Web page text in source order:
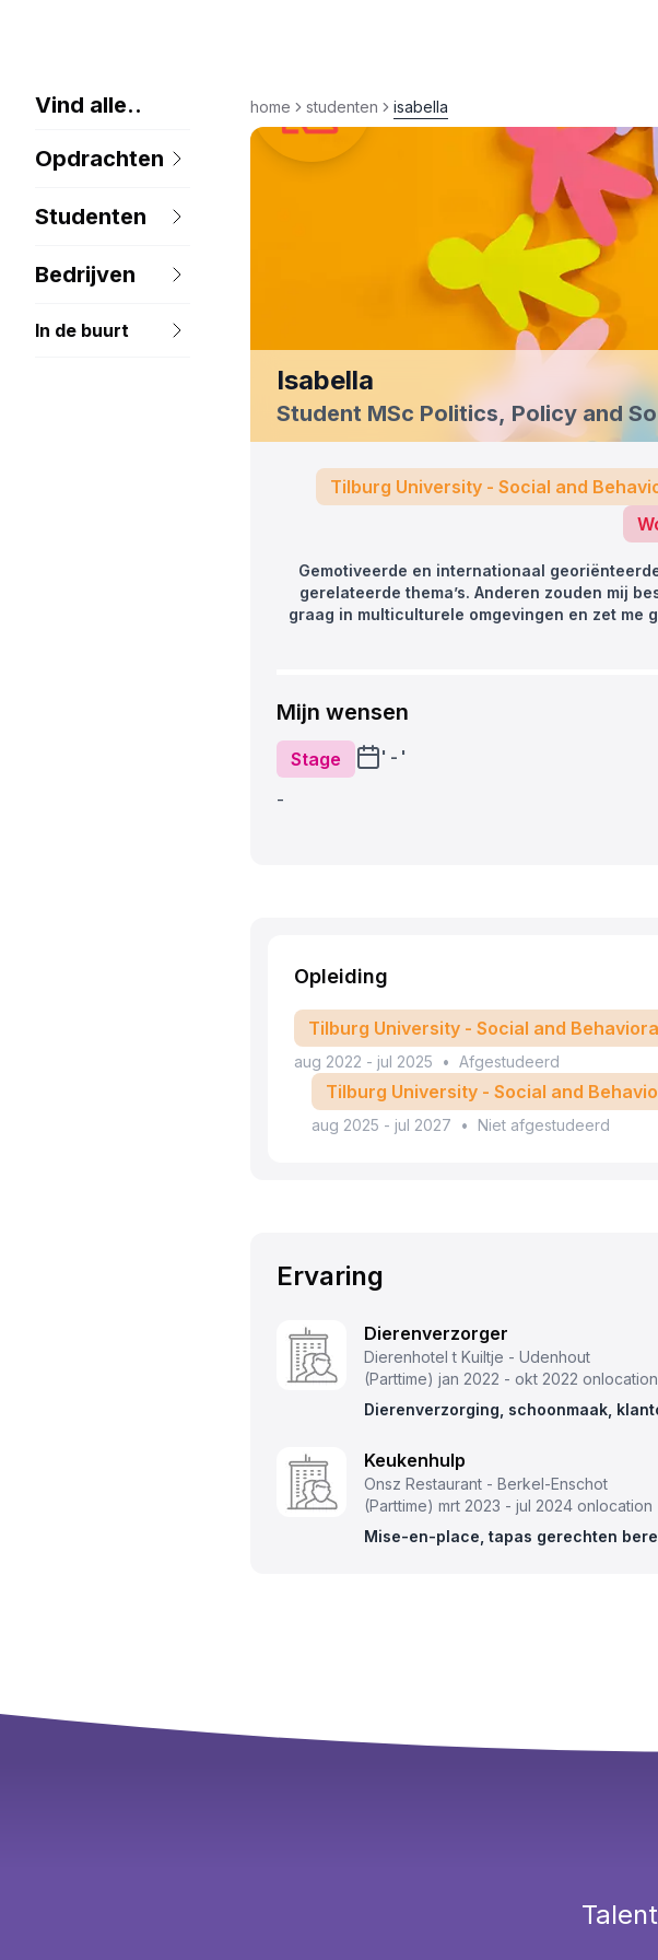
Vind alle..
Opdrachten
Studenten
Bedrijven
In de buurt
home studenten isabella
Isabella
Student MSc Politics, Policy and
Tilburg University - Social and
Gemotiveerde en internationaal
gerelateerde thema’s. Anderen zouden mij
graag in multiculturele omgevingen en zet me
Mijn wensen
Stage ' - '
-
Opleiding
Tilburg University - Social and
aug 2022 - jul 2025 • Afgestudeerd
Tilburg University - Social and
aug 2025 - jul 2027 • Niet afgestudeerd
Ervaring
Dierenverzorger
Dierenhotel t Kuiltje - Udenhout
(Parttime) jan 2022 - okt 2022 onlocation
Dierenverzorging, schoonmaak,
Keukenhulp
Onsz Restaurant - Berkel-Enschot
(Parttime) mrt 2023 - jul 2024 onlocation
Mise-en-place, tapas gerechten